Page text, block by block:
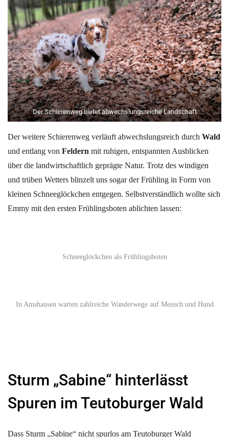
Der Schierenweg bietet abwechslungsreiche Landschaft
Der weitere Schierenweg verläuft abwechslungsreich durch Wald
und entlang von Feldern mit ruhigen, entspannten Ausblicken
über die landwirtschaftlich geprägte Natur. Trotz des windigen
und trüben Wetters blinzelt uns sogar der Frühling in Form von
kleinen Schneeglöckchen entgegen. Selbstverständlich wollte sich
Emmy mit den ersten Frühlingsboten ablichten lassen:
Schneeglöckchen als Frühlingsboten
In Amshausen warten zahlreiche Wanderwege auf Mensch und Hund
Sturm „Sabine“ hinterlässt
Spuren im Teutoburger Wald
Dass Sturm „Sabine“ nicht spurlos am Teutoburger Wald